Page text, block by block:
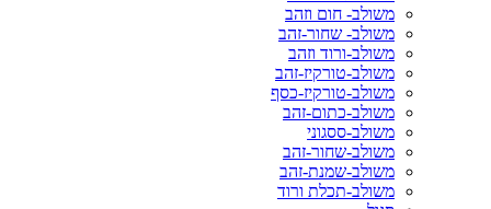
משולב- חום וזהב
משולב- שחור-זהב
משולב-ורוד וזהב
משולב-טורקיז-זהב
משולב-טורקיז-כסף
משולב-כתום-זהב
משולב-ססגוני
משולב-שחור-זהב
משולב-שמנת-זהב
משולב-תכלת ורוד